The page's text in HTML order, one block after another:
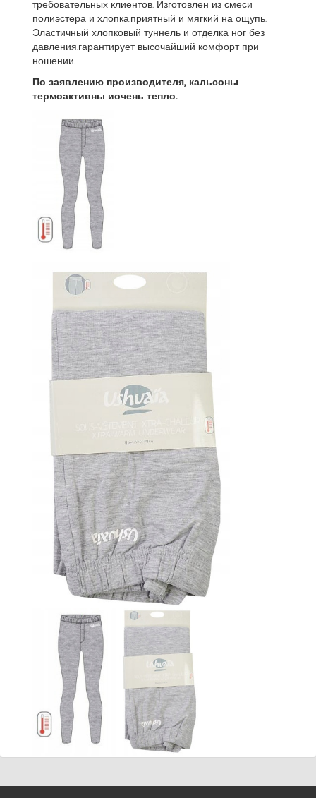
требовательных клиентов. Изготовлен из смеси
полиэстера и хлопка.приятный и мягкий на ощупь.
Эластичный хлопковый туннель и отделка ног без
давления.гарантирует высочайший комфорт при
ношении.
По заявлению производителя, кальсоны
термоактивны иочень тепло.